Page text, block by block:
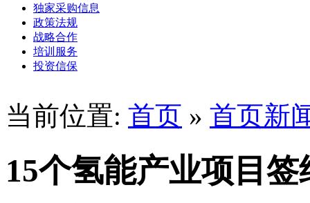
独家采购信息
政策法规
战略合作
培训服务
投资信保
当前位置: 首页 » 首页新
15个氢能产业项目